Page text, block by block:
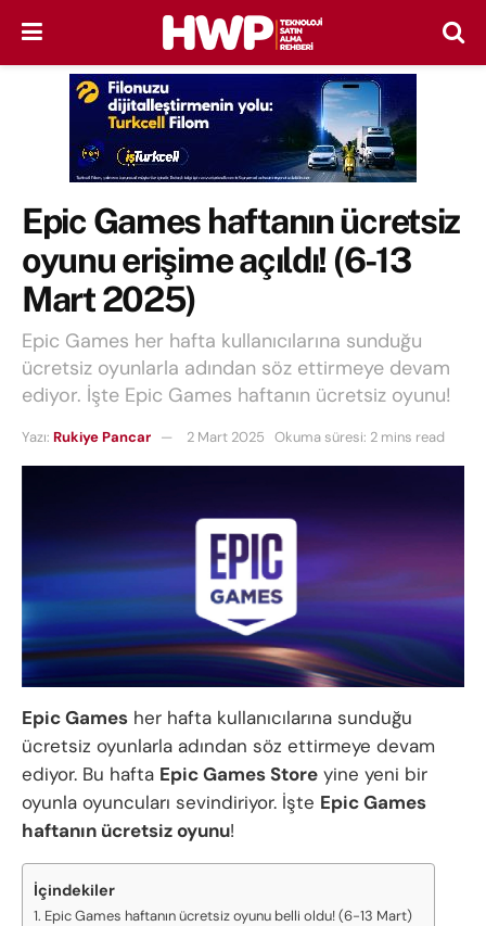
Epic Games haftanın ücretsiz
oyunu erişime açıldı! (6-13
Mart 2025)
Epic Games her hafta kullanıcılarına sunduğu
ücretsiz oyunlarla adından söz ettirmeye devam
ediyor. İşte Epic Games haftanın ücretsiz oyunu!
Yazı: Rukiye Pancar 2 Mart 2025 Okuma süresi: 2 mins read
Epic Games her hafta kullanıcılarına sunduğu
ücretsiz oyunlarla adından söz ettirmeye devam
ediyor. Bu hafta Epic Games Store yine yeni bir
oyunla oyuncuları sevindiriyor. İşte Epic Games
haftanın ücretsiz oyunu!
İçindekiler
Epic Games haftanın ücretsiz oyunu belli oldu! (6-13 Mart)